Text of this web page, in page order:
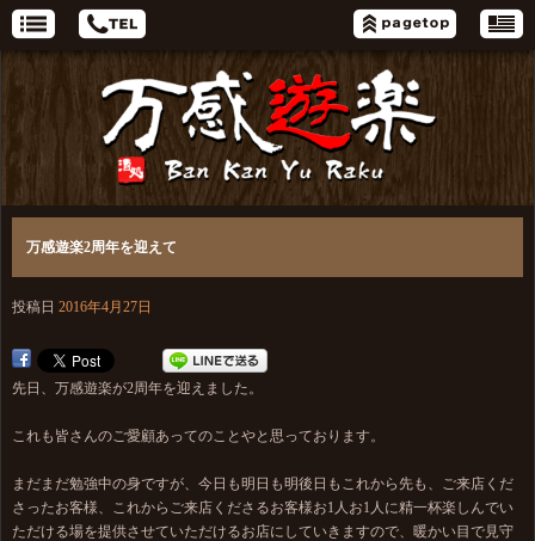
万感遊楽2周年を迎えて
投稿日 2016年4月27日
先日、万感遊楽が2周年を迎えました。
これも皆さんのご愛顧あってのことやと思っております。
まだまだ勉強中の身ですが、今日も明日も明後日もこれから先も、ご来店くだ
さったお客様、これからご来店くださるお客様お1人お1人に精一杯楽しんでい
ただける場を提供させていただけるお店にしていきますので、暖かい目で見守